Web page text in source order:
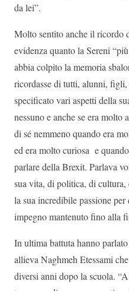
da lei”.
Molto sentito anche il ricordo
evidenza quanto la Sereni
abbia colpito la memoria
ricordasse di tutti, alunni,
specificato vari aspetti della
nessuno e anche se era molto
di sé nemmeno quando era
ed era molto curiosa e
parlare della Brexit. Parlava
sua vita, di politica, di cultura,
la sua incredibile passione
impegno mantenuto fino alla
In ultima battuta hanno
allieva Naghmeh Etessami
diversi anni dopo la scuola.